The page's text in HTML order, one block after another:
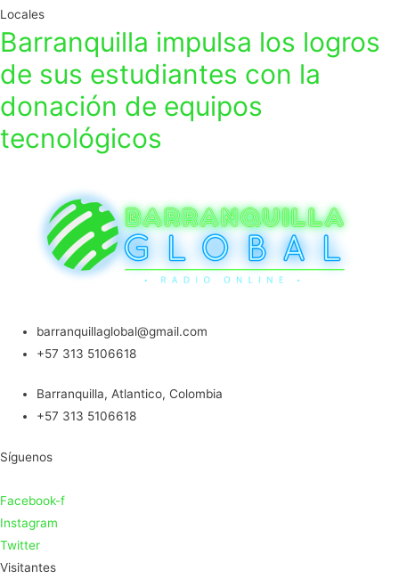
Locales
Barranquilla impulsa los logros
de sus estudiantes con la
donación de equipos
tecnológicos
barranquillaglobal@gmail.com
+57 313 5106618
Barranquilla, Atlantico, Colombia
+57 313 5106618
Síguenos
Facebook-f
Instagram
Twitter
Visitantes